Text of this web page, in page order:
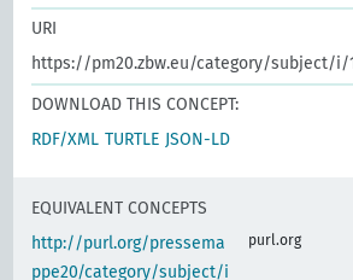
URI
https://pm20.zbw.eu/category/subject/i/
DOWNLOAD THIS CONCEPT:
RDF/XML TURTLE JSON-LD
EQUIVALENT CONCEPTS
http://purl.org/pressema
ppe20/category/subject/i
purl.org